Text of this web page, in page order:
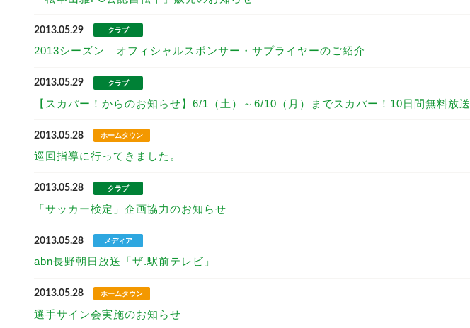
2013.05.29 クラブ
2013シーズン オフィシャルスポンサー・サプライヤーのご紹介
2013.05.29 クラブ
【スカパー！からのお知らせ】6/1（土）～6/10（月）までスカパー！10日間無料放送
2013.05.28 ホームタウン
巡回指導に行ってきました。
2013.05.28 クラブ
「サッカー検定」企画協力のお知らせ
2013.05.28 メディア
abn長野朝日放送「ザ.駅前テレビ」
2013.05.28 ホームタウン
選手サイン会実施のお知らせ